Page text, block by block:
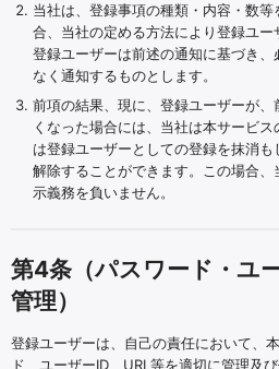
当社は、登録事項の種類・内容・数
合、当社の定める方法により登録ユー
登録ユーザーは前述の通知に基づき
なく通知するものとします。
前項の結果、現に、登録ユーザーが
くなった場合には、当社は本サービ
は登録ユーザーとしての登録を抹消
解除することができます。この場合
示義務を負いません。
第4条（パスワード・ユ
管理）
登録ユーザーは、自己の責任において、
ド、ユーザーID、URL等を適切に管理及